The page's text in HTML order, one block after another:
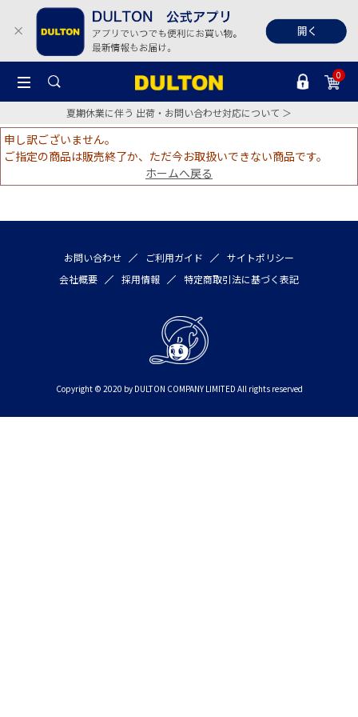
0
夏期休業に伴う 出荷・お問い合わせ対応について ＞
申し訳ございません。
ご指定の商品は販売終了か、ただ今お取扱いできない商品です。
ホームへ戻る
お問い合わせ ご利用ガイド
サイトポリシー
会社概要
採用情報 特定商取引法に基づく表記
Copyright © 2020 by DULTON COMPANY LIMITED All rights reserved